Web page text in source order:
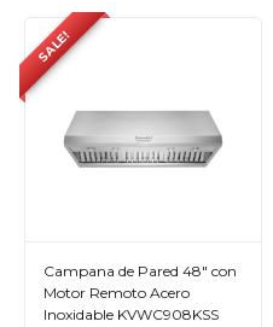
SALE!
Campana de Pared 48" con
Motor Remoto Acero
Inoxidable KVWC908KSS